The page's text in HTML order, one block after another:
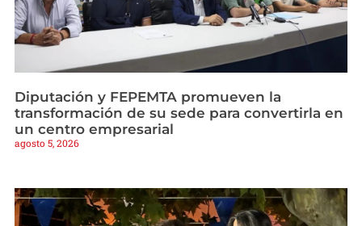
Diputación y FEPEMTA promueven la
transformación de su sede para convertirla en
un centro empresarial
agosto 5, 2026